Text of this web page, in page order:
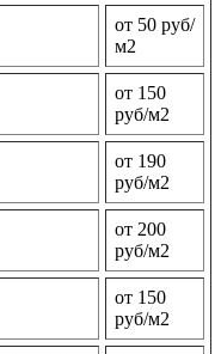
от 50 руб/
м2
от 150
руб/м2
от 190
руб/м2
от 200
руб/м2
от 150
руб/м2